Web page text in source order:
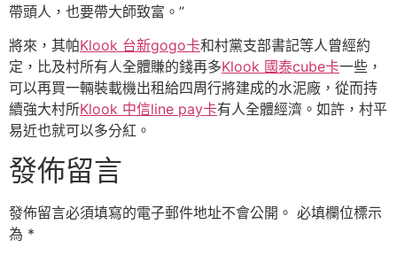
帶頭人，也要帶大師致富。”
將來，其帕Klook 台新gogo卡和村黨支部書記等人曾經約
定，比及村所有人全體賺的錢再多Klook 國泰cube卡一些，
可以再買一輛裝載機出租給四周行將建成的水泥廠，從而持
續強大村所Klook 中信line pay卡有人全體經濟。如許，村平
易近也就可以多分紅。
發佈留言
發佈留言必須填寫的電子郵件地址不會公開。 必填欄位標示
為 *